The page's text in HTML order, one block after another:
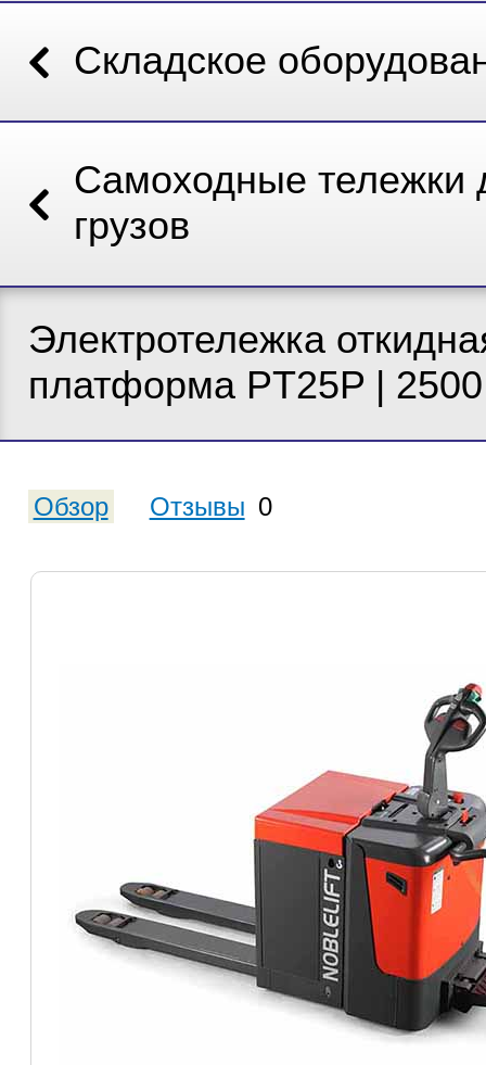
Складское
Самоходные тележки
грузов
Электротележка
платформа PT25P |
Обзор Отзывы 0